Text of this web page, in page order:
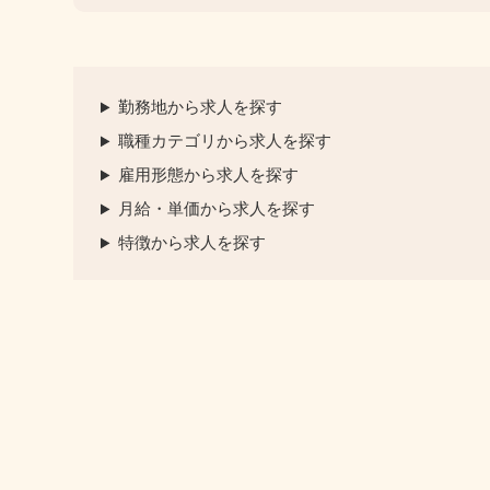
勤務地から求人を探す
職種カテゴリから求人を探す
雇用形態から求人を探す
月給・単価から求人を探す
特徴から求人を探す